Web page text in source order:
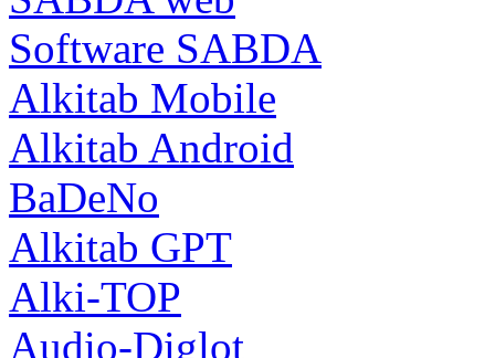
Software SABDA
Alkitab Mobile
Alkitab Android
BaDeNo
Alkitab GPT
Alki-TOP
Audio-Diglot